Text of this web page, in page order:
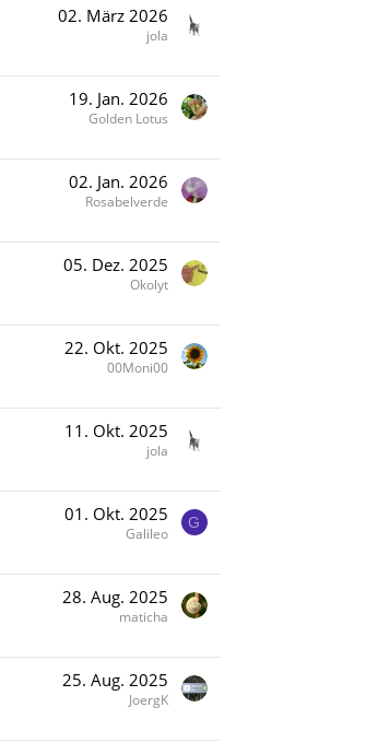
02. März 2026
jola
19. Jan. 2026
Golden Lotus
02. Jan. 2026
Rosabelverde
05. Dez. 2025
Okolyt
22. Okt. 2025
00Moni00
11. Okt. 2025
jola
01. Okt. 2025
Galileo
G
28. Aug. 2025
maticha
25. Aug. 2025
JoergK